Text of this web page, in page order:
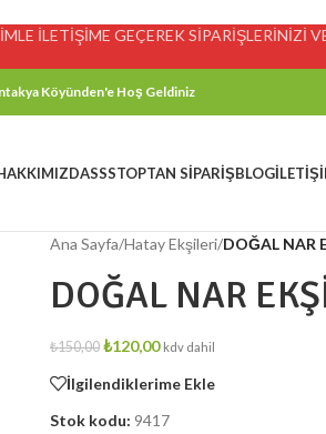
İLETİŞİME GEÇEREK SİPARİŞLERİNİZİ
Köyünden'e Hoş Geldiniz
SSSTOPTAN SIPARIŞBLOG
Ana Sayfa/Hatay Ekşileri/DOĞAL NAR
DOĞAL NAR
₺150,00 ₺120,00 kdv dahil
İlgilendiklerime Ekle
Stok kodu: 9417